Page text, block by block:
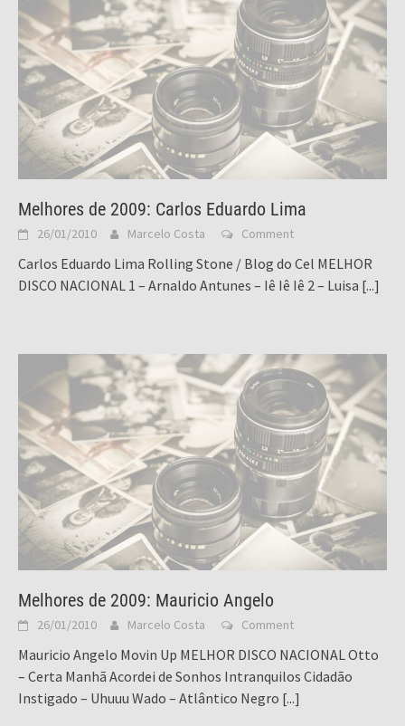
Melhores de 2009: Carlos Eduardo Lima
26/01/2010 Marcelo Costa Comment
Carlos Eduardo Lima Rolling Stone / Blog do Cel MELHOR
DISCO NACIONAL 1 – Arnaldo Antunes – Iê Iê Iê 2 – Luisa [...]
Melhores de 2009: Mauricio Angelo
26/01/2010 Marcelo Costa Comment
Mauricio Angelo Movin Up MELHOR DISCO NACIONAL Otto
– Certa Manhã Acordei de Sonhos Intranquilos Cidadão
Instigado – Uhuuu Wado – Atlântico Negro [...]